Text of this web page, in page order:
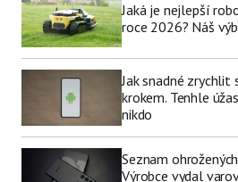
Jaká je nejlepší
roce 2026? Náš
Jak snadné zrychlit
krokem. Tenhle
nikdo
Seznam
Výrobce vydal